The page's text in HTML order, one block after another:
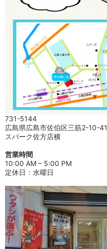
731-5144
広島県広島市佐伯区三筋2-10-41
スパーク佐方店横
営業時間
10:00 AM – 5:00 PM
定休日：水曜日